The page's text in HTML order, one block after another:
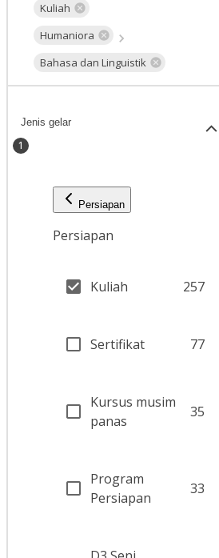
Kuliah
Humaniora
Bahasa dan Linguistik
Jenis gelar
1
Persiapan
Persiapan
Kuliah 257
Sertifikat 77
Kursus musim
panas
35
Program
Persiapan
33